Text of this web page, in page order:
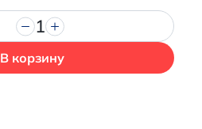
1
В корзину